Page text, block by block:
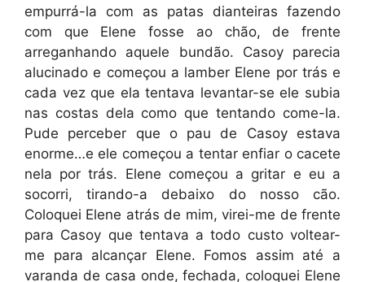
empurrá-la com as patas dianteiras fazendo
com que Elene fosse ao chão, de frente
arreganhando aquele bundão. Casoy parecia
alucinado e começou a lamber Elene por trás e
cada vez que ela tentava levantar-se ele subia
nas costas dela como que tentando come-la.
Pude perceber que o pau de Casoy estava
enorme…e ele começou a tentar enfiar o cacete
nela por trás. Elene começou a gritar e eu a
socorri, tirando-a debaixo do nosso cão.
Coloquei Elene atrás de mim, virei-me de frente
para Casoy que tentava a todo custo voltear-
me para alcançar Elene. Fomos assim até a
varanda de casa onde, fechada, coloquei Elene